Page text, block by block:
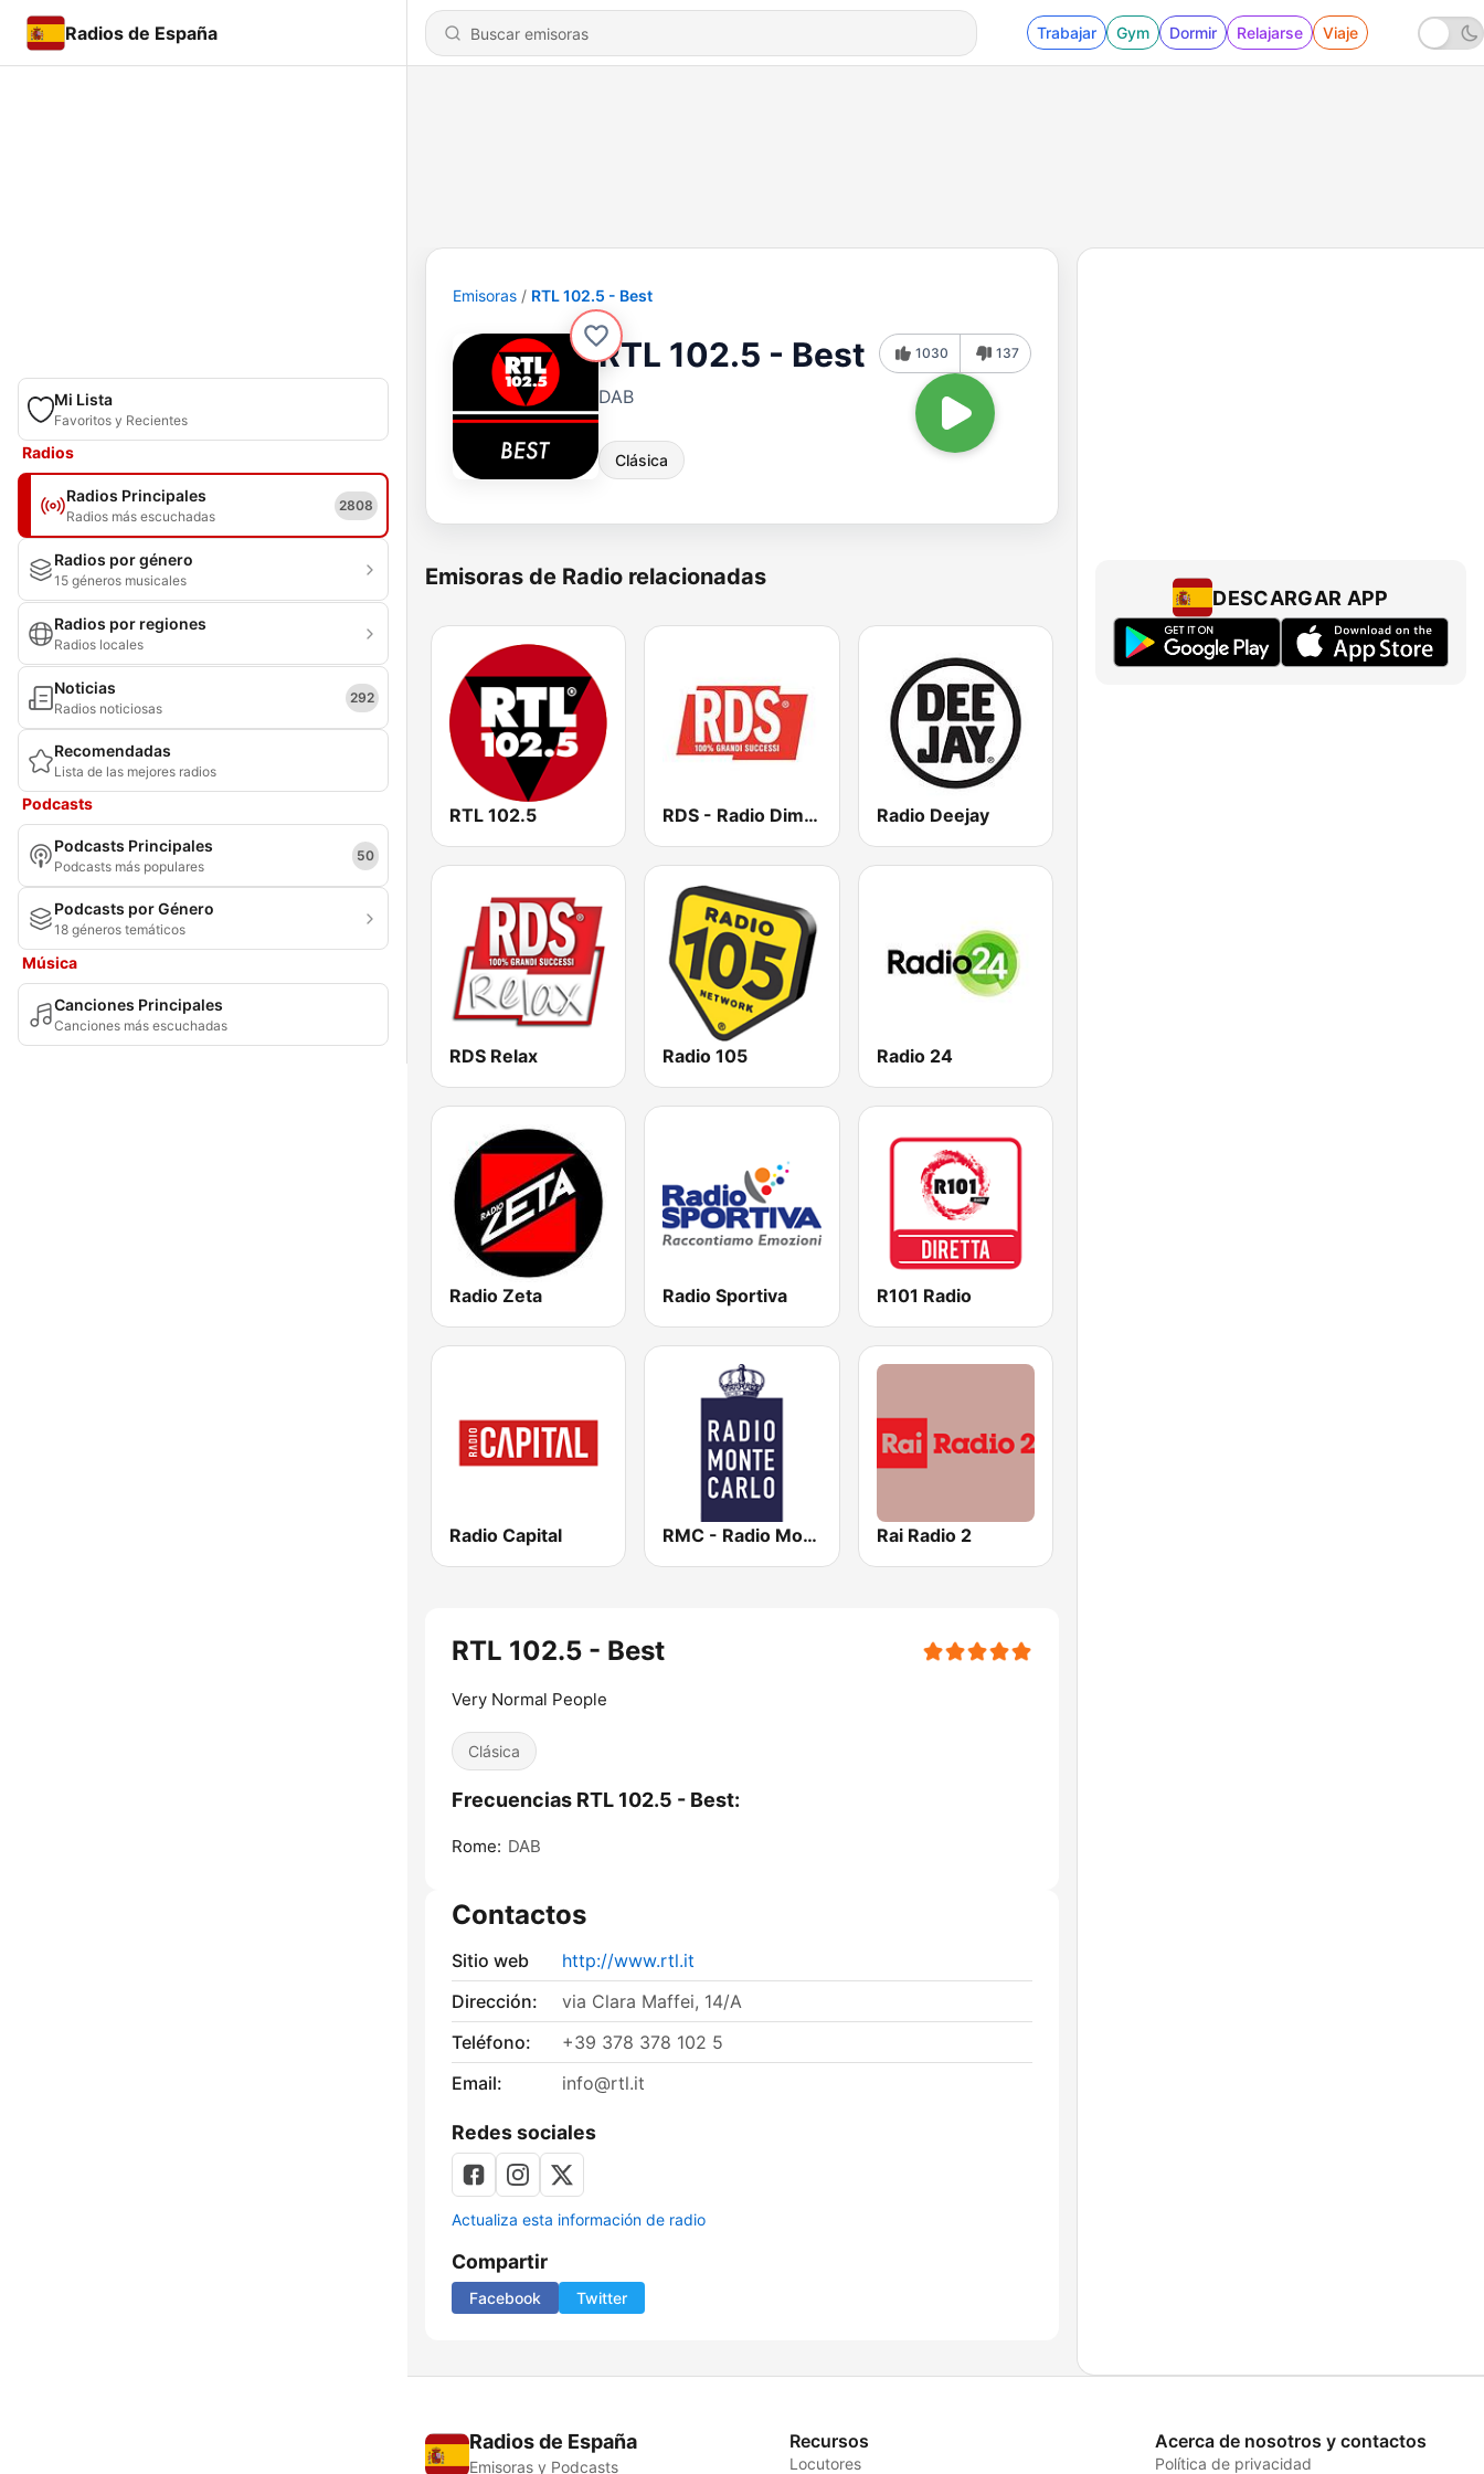
Radios de España Trabajar Gym Dormir Relajarse Viaje
Mi Lista
Favoritos y Recientes
Radios
Radios Principales
Radios más escuchadas
2808
Radios por género
15 géneros musicales
Radios por regiones
Radios locales
Noticias
Radios noticiosas
292
Recomendadas
Lista de las mejores radios
Podcasts
Podcasts Principales
Podcasts más populares
50
Podcasts por Género
18 géneros temáticos
Música
Canciones Principales
Canciones más escuchadas
Emisoras RTL 102.5 - Best
RTL 102.5 - Best
DAB
Clásica
1030 137
Emisoras de Radio relacionadas
RTL 102.5 RDS - Radio Dimensione Suono Radio Deejay
RDS Relax Radio 105 Radio 24
Radio Zeta Radio Sportiva R101 Radio
Radio Capital RMC - Radio Monte Carlo Rai Radio 2
RTL 102.5 - Best
Very Normal People
Clásica
Frecuencias RTL 102.5 - Best:
Rome: DAB
Contactos
Sitio web
http://www.rtl.it
Dirección:
via Clara Maffei, 14/A
Teléfono:
+39 378 378 102 5
Email:
info@rtl.it
Redes sociales
Actualiza esta información de radio
Compartir
Facebook Twitter
DESCARGAR APP
Radios de España
Emisoras y Podcasts
Recursos
Locutores
Acerca de nosotros y contactos
Política de privacidad